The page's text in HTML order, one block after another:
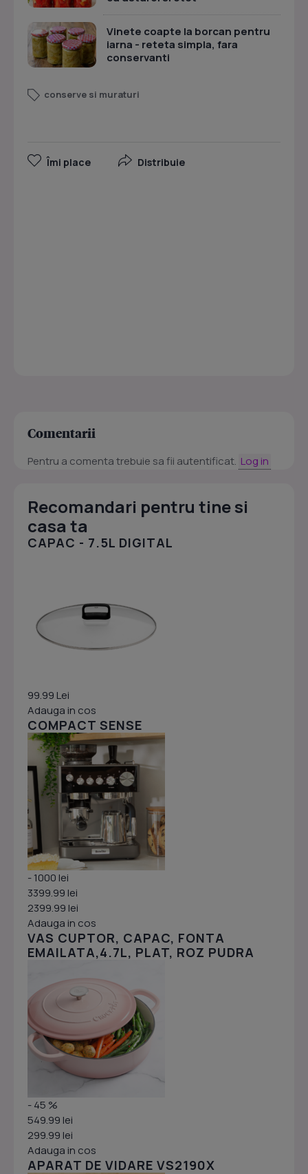
Vinete coapte la borcan pentru
iarna - reteta simpla, fara
conservanti
conserve si muraturi
Îmi place Distribuie
Comentarii
Pentru a comenta trebuie sa fii autentificat. Log in
Recomandari pentru tine si
casa ta
CAPAC - 7.5L DIGITAL
99.99 Lei
Adauga in cos
COMPACT SENSE
- 1000 lei
3399.99 lei
2399.99 lei
Adauga in cos
VAS CUPTOR, CAPAC, FONTA
EMAILATA,4.7L, PLAT, ROZ PUDRA
- 45 %
549.99 lei
299.99 lei
Adauga in cos
APARAT DE VIDARE VS2190X